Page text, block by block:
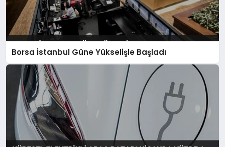
Borsa İstanbul Güne Yükselişle Başladı